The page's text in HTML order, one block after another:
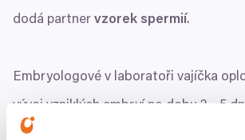
dodá partner vzorek spermií.
Embryologové v laboratoři vajíčka
vývoj vzniklých embryí po dobu 2 5
embryo pak lékař přenese do dělohy